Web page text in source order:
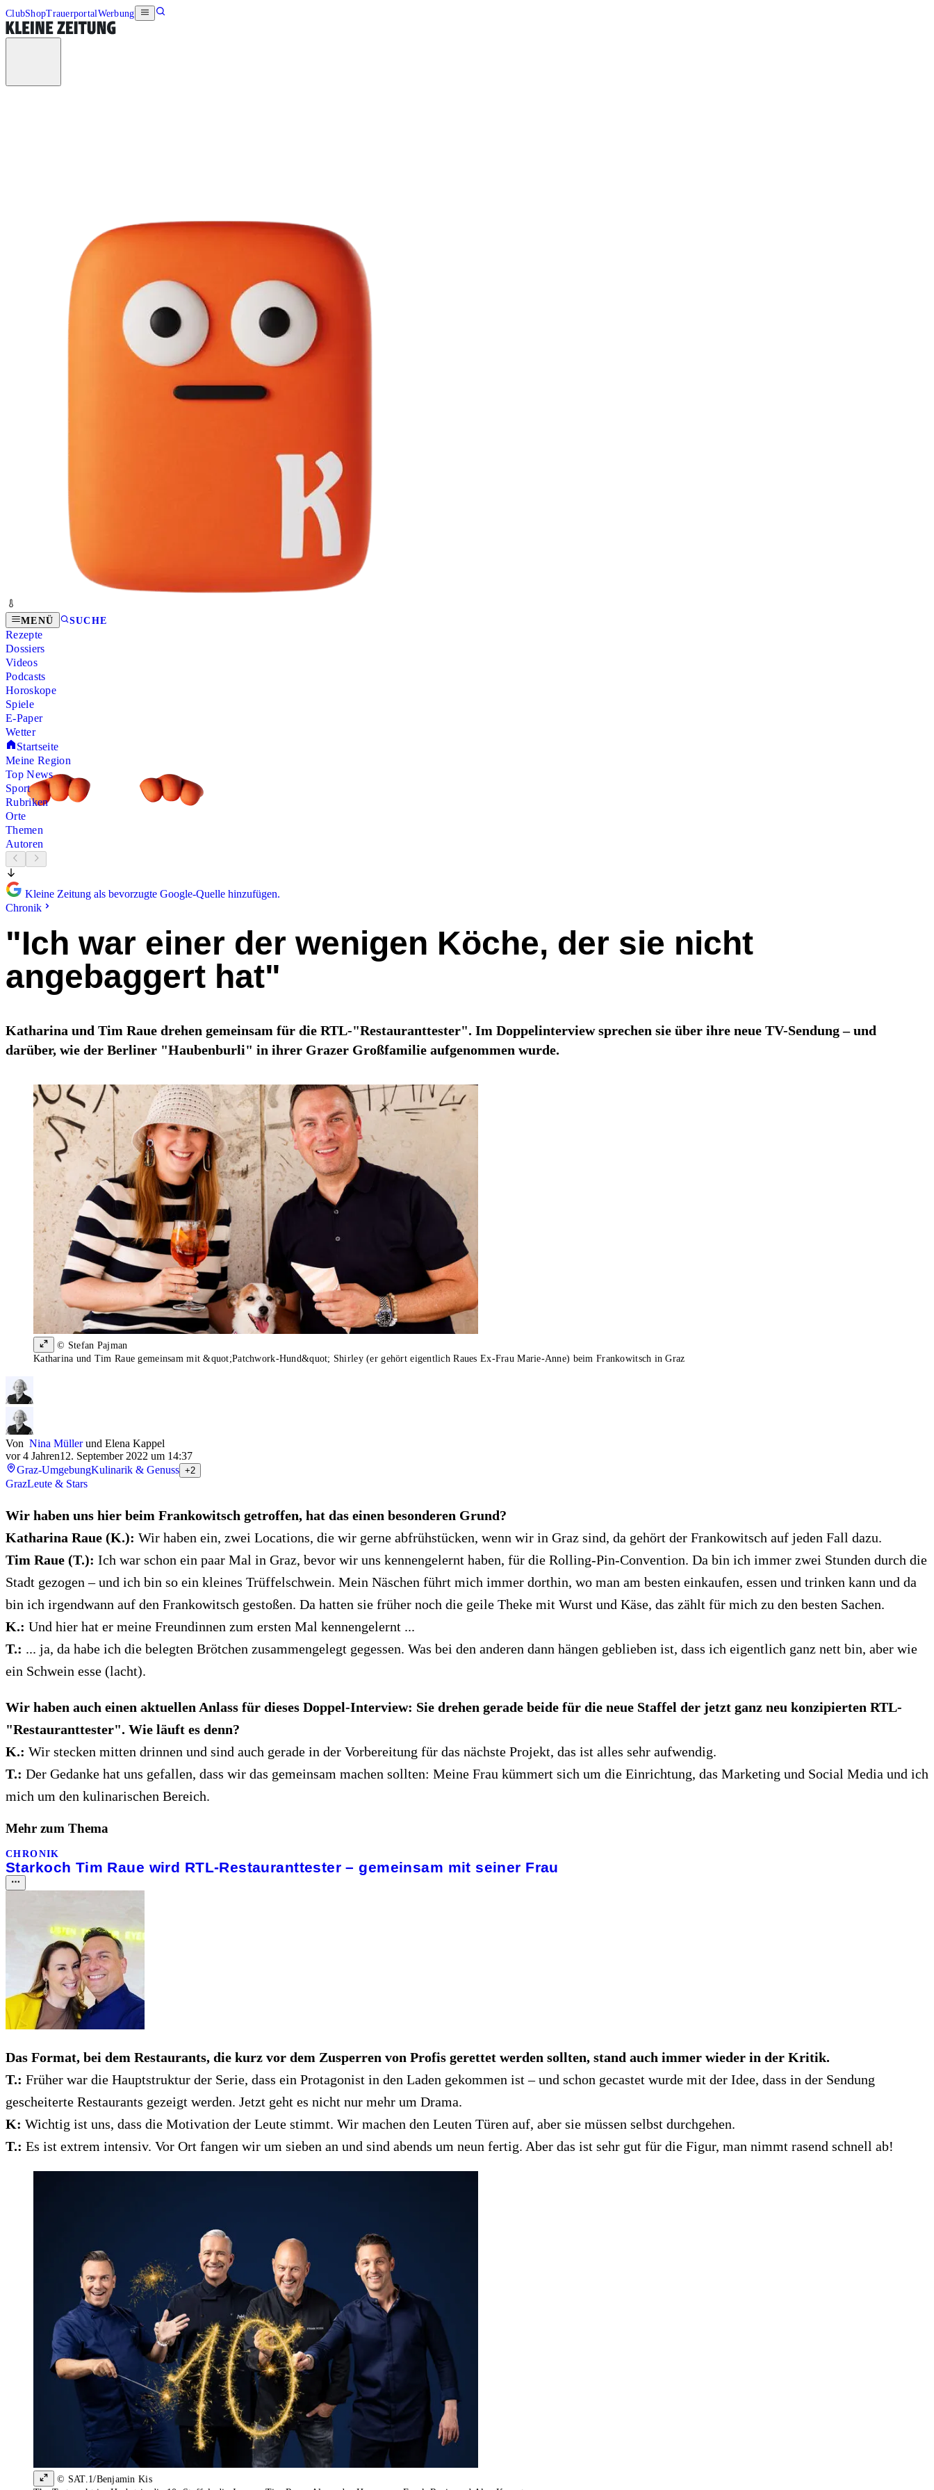
ClubShopTrauerportalWerbung
MENÜ SUCHE
Rezepte
Dossiers
Videos
Podcasts
Horoskope
Spiele
E-Paper
Wetter
Startseite
Meine Region
Top News
Sport
Rubriken
Orte
Themen
Autoren
Kleine Zeitung als bevorzugte Google-Quelle hinzufügen.
Chronik
"Ich war einer der wenigen Köche, der sie nicht
angebaggert hat"
Katharina und Tim Raue drehen gemeinsam für die RTL-"Restauranttester". Im Doppelinterview sprechen sie über ihre neue TV-Sendung – und
darüber, wie der Berliner "Haubenburli" in ihrer Grazer Großfamilie aufgenommen wurde.
© Stefan Pajman
Katharina und Tim Raue gemeinsam mit &quot;Patchwork-Hund&quot; Shirley (er gehört eigentlich Raues Ex-Frau Marie-Anne) beim Frankowitsch in Graz
Von Nina Müllerund Elena Kappel
vor 4 Jahren12. September 2022 um 14:37
Graz-UmgebungKulinarik & Genuss +2
GrazLeute & Stars
Wir haben uns hier beim Frankowitsch getroffen, hat das einen besonderen Grund?
Katharina Raue (K.): Wir haben ein, zwei Locations, die wir gerne abfrühstücken, wenn wir in Graz sind, da gehört der Frankowitsch auf jeden Fall dazu.
Tim Raue (T.): Ich war schon ein paar Mal in Graz, bevor wir uns kennengelernt haben, für die Rolling-Pin-Convention. Da bin ich immer zwei Stunden durch die
Stadt gezogen – und ich bin so ein kleines Trüffelschwein. Mein Näschen führt mich immer dorthin, wo man am besten einkaufen, essen und trinken kann und da
bin ich irgendwann auf den Frankowitsch gestoßen. Da hatten sie früher noch die geile Theke mit Wurst und Käse, das zählt für mich zu den besten Sachen.
K.: Und hier hat er meine Freundinnen zum ersten Mal kennengelernt ...
T.: ... ja, da habe ich die belegten Brötchen zusammengelegt gegessen. Was bei den anderen dann hängen geblieben ist, dass ich eigentlich ganz nett bin, aber wie
ein Schwein esse (lacht).
Wir haben auch einen aktuellen Anlass für dieses Doppel-Interview: Sie drehen gerade beide für die neue Staffel der jetzt ganz neu konzipierten RTL-
"Restauranttester". Wie läuft es denn?
K.: Wir stecken mitten drinnen und sind auch gerade in der Vorbereitung für das nächste Projekt, das ist alles sehr aufwendig.
T.: Der Gedanke hat uns gefallen, dass wir das gemeinsam machen sollten: Meine Frau kümmert sich um die Einrichtung, das Marketing und Social Media und ich
mich um den kulinarischen Bereich.
Mehr zum Thema
CHRONIK
Starkoch Tim Raue wird RTL-Restauranttester – gemeinsam mit seiner Frau
Das Format, bei dem Restaurants, die kurz vor dem Zusperren von Profis gerettet werden sollten, stand auch immer wieder in der Kritik.
T.: Früher war die Hauptstruktur der Serie, dass ein Protagonist in den Laden gekommen ist – und schon gecastet wurde mit der Idee, dass in der Sendung
gescheiterte Restaurants gezeigt werden. Jetzt geht es nicht nur mehr um Drama.
K: Wichtig ist uns, dass die Motivation der Leute stimmt. Wir machen den Leuten Türen auf, aber sie müssen selbst durchgehen.
T.: Es ist extrem intensiv. Vor Ort fangen wir um sieben an und sind abends um neun fertig. Aber das ist sehr gut für die Figur, man nimmt rasend schnell ab!
© SAT.1/Benjamin Kis